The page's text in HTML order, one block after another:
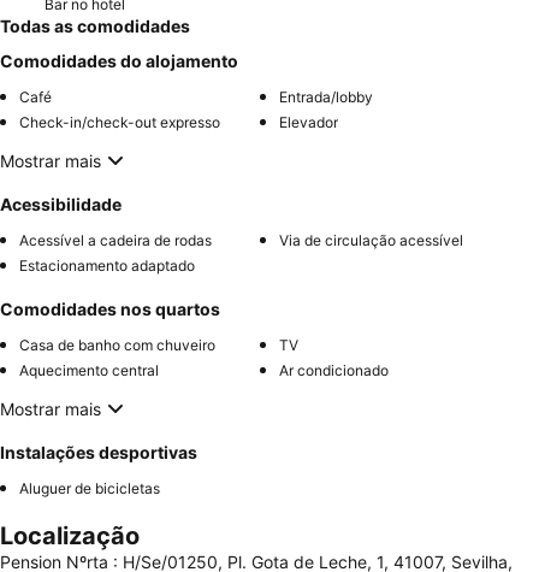
Bar no hotel
Todas as comodidades
Comodidades do alojamento
Café
Entrada/lobby
Check-in/check-out expresso
Elevador
Mostrar mais
Acessibilidade
Acessível a cadeira de rodas
Via de circulação acessível
Estacionamento adaptado
Comodidades nos quartos
Casa de banho com chuveiro
TV
Aquecimento central
Ar condicionado
Mostrar mais
Instalações desportivas
Aluguer de bicicletas
Localização
Pension Nºrta : H/Se/01250, Pl. Gota de Leche, 1, 41007, Sevilha,